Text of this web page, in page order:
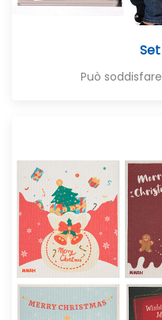
Può